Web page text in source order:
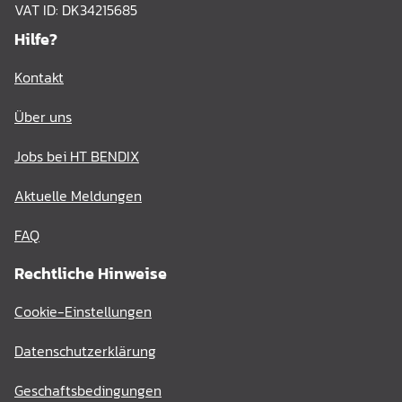
VAT ID: DK34215685
Hilfe?
Kontakt
Über uns
Jobs bei HT BENDIX
Aktuelle Meldungen
FAQ
Rechtliche Hinweise
Cookie-Einstellungen
Datenschutzerklärung
Geschaftsbedingungen